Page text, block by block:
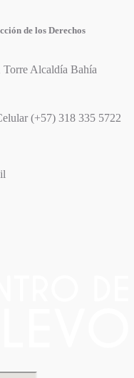
de los Derechos
Alcaldía Bahía
(+57) 318 335 5722